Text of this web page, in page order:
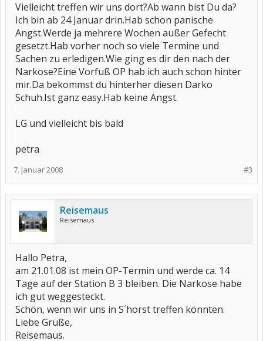
Vielleicht treffen wir uns dort?Ab wann bist Du da?
Ich bin ab 24 Januar drin.Hab schon panische
Angst.Werde ja mehrere Wochen außer Gefecht
gesetzt.Hab vorher noch so viele Termine und
Sachen zu erledigen.Wie ging es dir den nach der
Narkose?Eine Vorfuß OP hab ich auch schon hinter
mir.Da bekommst du hinterher diesen Darko
Schuh.Ist ganz easy.Hab keine Angst.
LG und vielleicht bis bald
petra
#3
7. Januar 2008
Reisemaus
Reisemaus
Hallo Petra,
am 21.01.08 ist mein OP-Termin und werde ca. 14
Tage auf der Station B 3 bleiben. Die Narkose habe
ich gut weggesteckt.
Schön, wenn wir uns in S´horst treffen könnten.
Liebe Grüße,
Reisemaus.